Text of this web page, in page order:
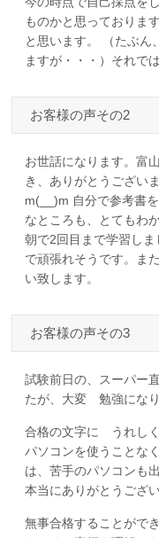
ものかと思っておりま
と思います。 （たぶん
ますが・・・）それで
お客様の声その2
お世話になります。富
き、ありがとうござい
m(__)m 自分で参考書
なところも、とてもわ
朝で2回目まで学習し
で頑張れそうです。ま
い致します。
お客様の声その3
試験前日の、スーパー
たが、大変 勉強になり
合格の文字に うれし
パソコンを使うことな
は、苦手のパソコンも
本当にありがとうござ
無事合格することがで